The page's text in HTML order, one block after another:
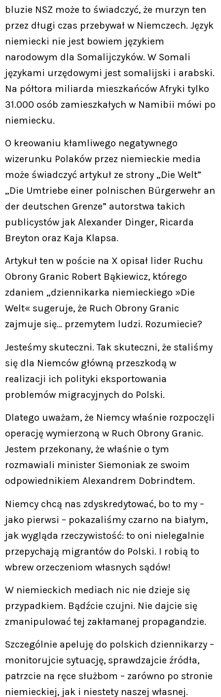
bluzie NSZ może to świadczyć, że murzyn ten
przez długi czas przebywał w Niemczech. Język
niemiecki nie jest bowiem językiem
narodowym dla Somalijczyków. W Somali
językami urzędowymi jest somalijski i arabski.
Na półtora miliarda mieszkańców Afryki tylko
31.000 osób zamieszkałych w Namibii mówi po
niemiecku.
O kreowaniu kłamliwego negatywnego
wizerunku Polaków przez niemieckie media
może świadczyć artykuł ze strony „Die Welt”
„Die Umtriebe einer polnischen Bürgerwehr an
der deutschen Grenze” autorstwa takich
publicystów jak Alexander Dinger, Ricarda
Breyton oraz Kaja Klapsa.
Artykuł ten w poście na X opisał lider Ruchu
Obrony Granic Robert Bąkiewicz, którego
zdaniem „dziennikarka niemieckiego »Die
Welt« sugeruje, że Ruch Obrony Granic
zajmuje się… przemytem ludzi. Rozumiecie?
Jesteśmy skuteczni. Tak skuteczni, że staliśmy
się dla Niemców główną przeszkodą w
realizacji ich polityki eksportowania
problemów migracyjnych do Polski.
Dlatego uważam, że Niemcy właśnie rozpoczęli
operację wymierzoną w Ruch Obrony Granic.
Jestem przekonany, że właśnie o tym
rozmawiali minister Siemoniak ze swoim
odpowiednikiem Alexandrem Dobrindtem.
Niemcy chcą nas zdyskredytować, bo to my –
jako pierwsi – pokazaliśmy czarno na białym,
jak wygląda rzeczywistość: to oni nielegalnie
przepychają migrantów do Polski. I robią to
wbrew orzeczeniom własnych sądów!
W niemieckich mediach nic nie dzieje się
przypadkiem. Bądźcie czujni. Nie dajcie się
zmanipulować tej zakłamanej propagandzie.
Szczególnie apeluję do polskich dziennikarzy –
monitorujcie sytuację, sprawdzajcie źródła,
patrzcie na ręce służbom – zarówno po stronie
niemieckiej, jak i niestety naszej własnej.